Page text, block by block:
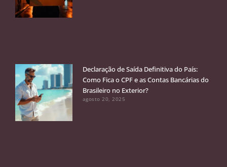
Declaração de Saída Definitiva do País:
Como Fica o CPF e as Contas Bancárias do
Brasileiro no Exterior?
agosto 20, 2025